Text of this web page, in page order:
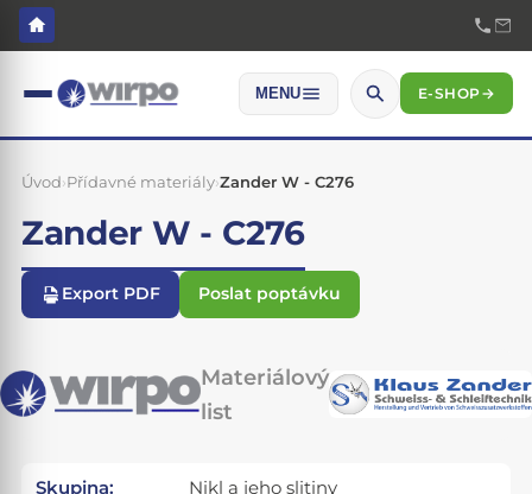
MENU E-SHOP→
Úvod›Přídavné materiály›Zander W - C276
Zander W - C276
Export PDF Poslat poptávku
Materiálový
list
Skupina: Nikl a jeho slitiny